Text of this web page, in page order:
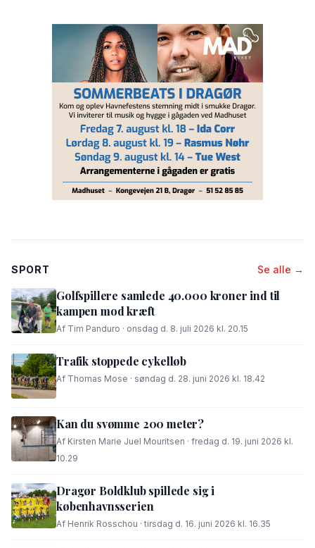
SPORT Se alle →
Golfspillere samlede 40.000 kroner ind til
kampen mod kræft
Af Tim Panduro · onsdag d. 8. juli 2026 kl. 20.15
Trafik stoppede cykelløb
Af Thomas Mose · søndag d. 28. juni 2026 kl. 18.42
Kan du svømme 200 meter?
Af Kirsten Marie Juel Mouritsen · fredag d. 19. juni 2026 kl.
10.29
Dragør Boldklub spillede sig i
københavnsserien
Af Henrik Rosschou · tirsdag d. 16. juni 2026 kl. 16.35